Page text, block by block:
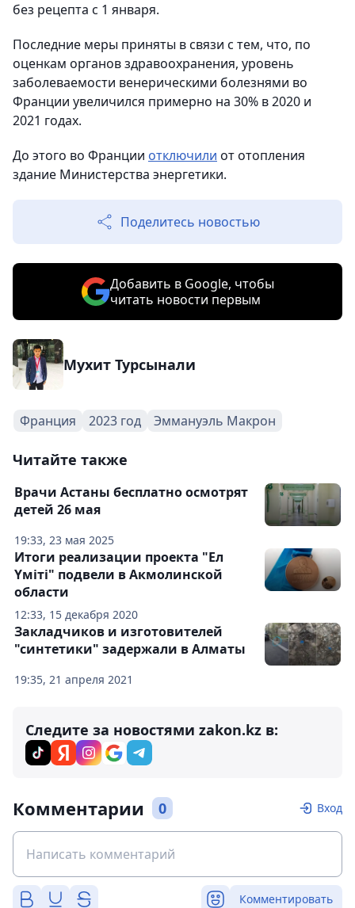
без рецепта с 1 января.
Последние меры приняты в связи с тем, что, по
оценкам органов здравоохранения, уровень
заболеваемости венерическими болезнями во
Франции увеличился примерно на 30% в 2020 и
2021 годах.
До этого во Франции отключили от отопления
здание Министерства энергетики.
Поделитесь новостью
Добавить в Google, чтобы
читать новости первым
Мухит Турсынали
Франция 2023 год Эммануэль Макрон
Читайте также
19:33, 23 мая 2025
Врачи Астаны бесплатно осмотрят
детей 26 мая
12:33, 15 декабря 2020
Итоги реализации проекта "Ел
Үміті" подвели в Акмолинской
области
19:35, 21 апреля 2021
Закладчиков и изготовителей
"синтетики" задержали в Алматы
Следите за новостями zakon.kz в:
Комментарии 0 Вход
Комментировать